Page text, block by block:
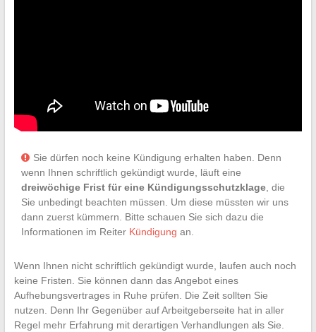
Sie dürfen noch keine Kündigung erhalten haben. Denn
wenn Ihnen schriftlich gekündigt wurde, läuft eine
dreiwöchige Frist für eine Kündigungsschutzklage, die
Sie unbedingt beachten müssen. Um diese müssten wir uns
dann zuerst kümmern. Bitte schauen Sie sich dazu die
Informationen im Reiter Kündigung an.
Wenn Ihnen nicht schriftlich gekündigt wurde, laufen auch noch
keine Fristen. Sie können dann das Angebot eines
Aufhebungsvertrages in Ruhe prüfen. Die Zeit sollten Sie
nutzen. Denn Ihr Gegenüber auf Arbeitgeberseite hat in aller
Regel mehr Erfahrung mit derartigen Verhandlungen als Sie.